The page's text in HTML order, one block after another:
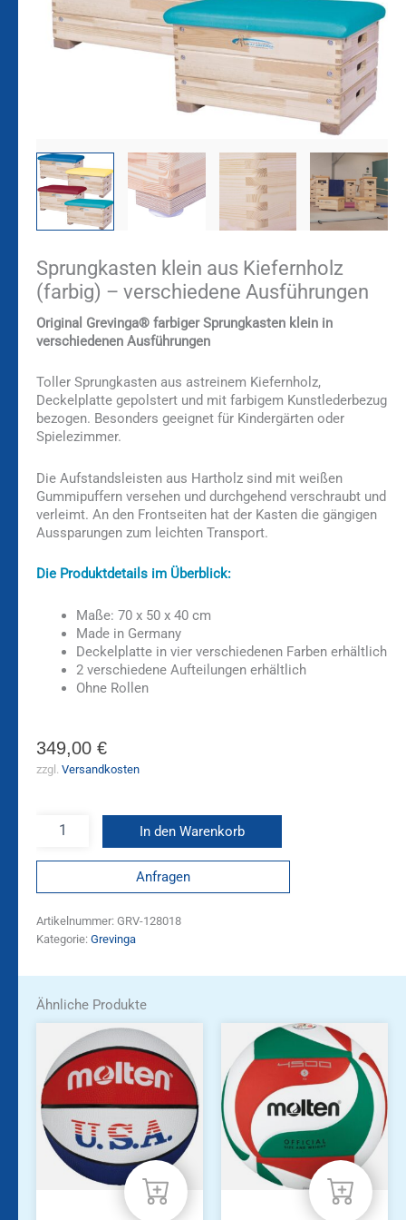
Sprungkasten klein aus Kiefernholz
(farbig) – verschiedene Ausführungen
Original Grevinga® farbiger Sprungkasten klein in
verschiedenen Ausführungen
Toller Sprungkasten aus astreinem Kiefernholz,
Deckelplatte gepolstert und mit farbigem Kunstlederbezug
bezogen. Besonders geeignet für Kindergärten oder
Spielezimmer.
Die Aufstandsleisten aus Hartholz sind mit weißen
Gummipuffern versehen und durchgehend verschraubt und
verleimt. An den Frontseiten hat der Kasten die gängigen
Aussparungen zum leichten Transport.
Die Produktdetails im Überblick:
Maße: 70 x 50 x 40 cm
Made in Germany
Deckelplatte in vier verschiedenen Farben erhältlich
2 verschiedene Aufteilungen erhältlich
Ohne Rollen
349,00 €
zzgl. Versandkosten
In den Warenkorb
Anfragen
Artikelnummer: GRV-128018
Kategorie: Grevinga
Ähnliche Produkte